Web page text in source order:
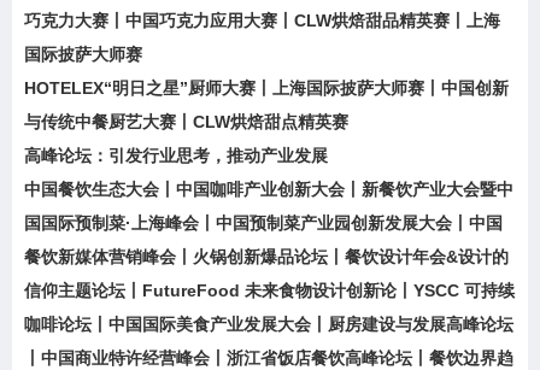
巧克力大赛丨中国巧克力应用大赛丨CLW烘焙甜品精英赛丨上海
国际披萨大师赛
HOTELEX“明日之星”厨师大赛丨上海国际披萨大师赛丨中国创新
与传统中餐厨艺大赛丨CLW烘焙甜点精英赛
高峰论坛：引发行业思考，推动产业发展
中国餐饮生态大会丨中国咖啡产业创新大会丨新餐饮产业大会暨中
国国际预制菜·上海峰会丨中国预制菜产业园创新发展大会丨中国
餐饮新媒体营销峰会丨火锅创新爆品论坛丨餐饮设计年会&设计的
信仰主题论坛丨FutureFood 未来食物设计创新论丨YSCC 可持续
咖啡论坛丨中国国际美食产业发展大会丨厨房建设与发展高峰论坛
丨中国商业特许经营峰会丨浙江省饭店餐饮高峰论坛丨餐饮边界趋